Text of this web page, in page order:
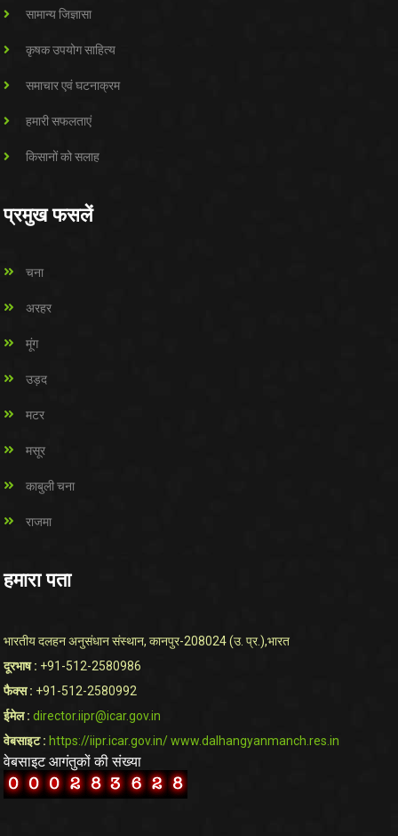
सामान्य जिज्ञासा
कृषक उपयोग साहित्य
समाचार एवं घटनाक्रम
हमारी सफलताएं
किसानों को सलाह
प्रमुख फसलें
चना
अरहर
मूंग
उड़द
मटर
मसूर
काबुली चना
राजमा
हमारा पता
भारतीय दलहन अनुसंधान संस्थान, कानपुर-208024 (उ. प्र.),भारत
दूरभाष : +91-512-2580986
फैक्स : +91-512-2580992
ईमेल : director.iipr@icar.gov.in
वेबसाइट : https://iipr.icar.gov.in/ www.dalhangyanmanch.res.in
वेबसाइट आगंतुकों की संख्या